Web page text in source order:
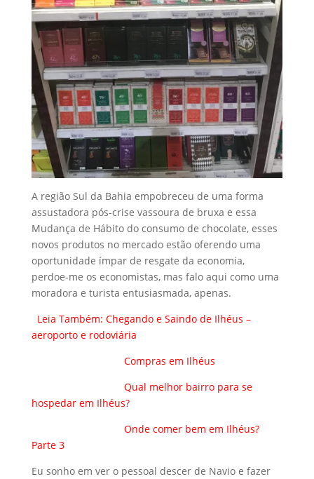
A região Sul da Bahia empobreceu de uma forma
assustadora pós-crise vassoura de bruxa e essa
Mudança de Hábito do consumo de chocolate, esses
novos produtos no mercado estão oferendo uma
oportunidade ímpar de resgate da economia,
perdoe-me os economistas, mas falo aqui como uma
moradora e turista entusiasmada, apenas.
Leia Também: Chegando e Saindo de Ilhéus –
aeroporto e rodoviária
Compras em Ilhéus
Qual melhor bairro para se
hospedar em Ilhéus?
Onde comer bem em Ilhéus?
Parte 3
Eu sonho em ver o pessoal descer de Navio e fazer